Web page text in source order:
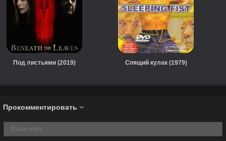
Под листьями (2019) Спящий кулак (1979)
Прокомментировать